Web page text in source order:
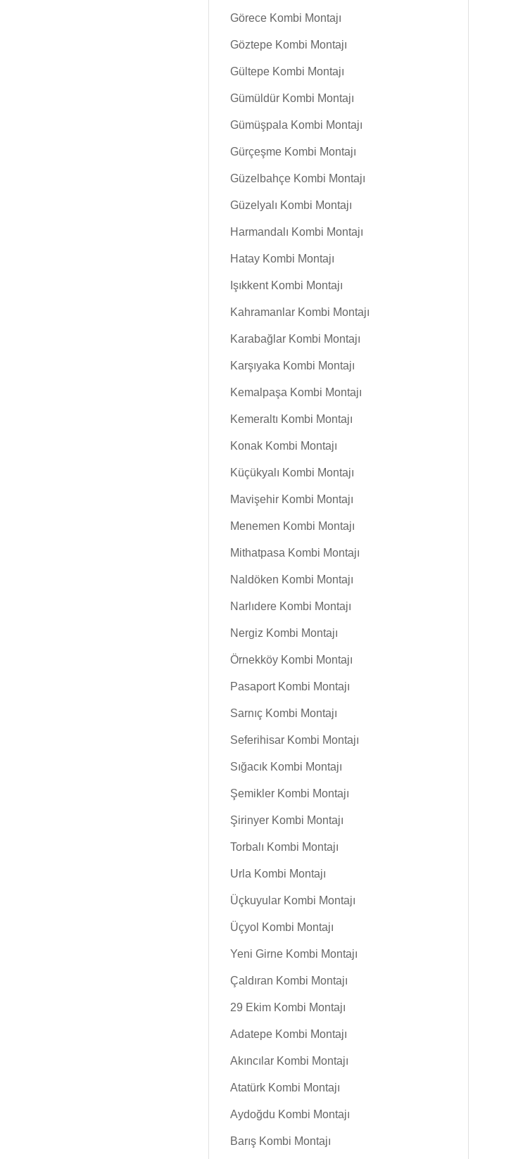
Görece Kombi Montajı
Göztepe Kombi Montajı
Gültepe Kombi Montajı
Gümüldür Kombi Montajı
Gümüşpala Kombi Montajı
Gürçeşme Kombi Montajı
Güzelbahçe Kombi Montajı
Güzelyalı Kombi Montajı
Harmandalı Kombi Montajı
Hatay Kombi Montajı
Işıkkent Kombi Montajı
Kahramanlar Kombi Montajı
Karabağlar Kombi Montajı
Karşıyaka Kombi Montajı
Kemalpaşa Kombi Montajı
Kemeraltı Kombi Montajı
Konak Kombi Montajı
Küçükyalı Kombi Montajı
Mavişehir Kombi Montajı
Menemen Kombi Montajı
Mithatpasa Kombi Montajı
Naldöken Kombi Montajı
Narlıdere Kombi Montajı
Nergiz Kombi Montajı
Örnekköy Kombi Montajı
Pasaport Kombi Montajı
Sarnıç Kombi Montajı
Seferihisar Kombi Montajı
Sığacık Kombi Montajı
Şemikler Kombi Montajı
Şirinyer Kombi Montajı
Torbalı Kombi Montajı
Urla Kombi Montajı
Üçkuyular Kombi Montajı
Üçyol Kombi Montajı
Yeni Girne Kombi Montajı
Çaldıran Kombi Montajı
29 Ekim Kombi Montajı
Adatepe Kombi Montajı
Akıncılar Kombi Montajı
Atatürk Kombi Montajı
Aydoğdu Kombi Montajı
Barış Kombi Montajı